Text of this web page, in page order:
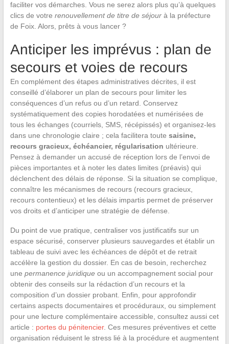
faciliter vos démarches. Vous ne serez alors plus qu’à quelques
clics de votre renouvellement de titre de séjourà la préfecture
de Foix. Alors, prêts à vous lancer ?
Anticiper les imprévus : plan de
secours et voies de recours
En complément des étapes administratives décrites, il est
conseillé d’élaborer un plan de secours pour limiter les
conséquences d’un refus ou d’un retard. Conservez
systématiquement des copies horodatées et numérisées de
tous les échanges (courriels, SMS, récépissés) et organisez-les
dans une chronologie claire ; cela facilitera toute saisine,
recours gracieux, échéancier, régularisation ultérieure.
Pensez à demander un accusé de réception lors de l’envoi de
pièces importantes et à noter les dates limites (préavis) qui
déclenchent des délais de réponse. Si la situation se complique,
connaître les mécanismes de recours (recours gracieux,
recours contentieux) et les délais impartis permet de préserver
vos droits et d’anticiper une stratégie de défense.
Du point de vue pratique, centraliser vos justificatifs sur un
espace sécurisé, conserver plusieurs sauvegardes et établir un
tableau de suivi avec les échéances de dépôt et de retrait
accélère la gestion du dossier. En cas de besoin, recherchez
une permanence juridiqueou un accompagnement social pour
obtenir des conseils sur la rédaction d’un recours et la
composition d’un dossier probant. Enfin, pour approfondir
certains aspects documentaires et procéduraux, ou simplement
pour une lecture complémentaire accessible, consultez aussi cet
article : portes du pénitencier. Ces mesures préventives et cette
organisation réduisent le stress lié à la procédure et augmentent